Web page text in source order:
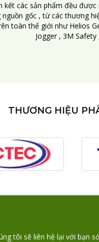
kết các sản phẩm đều được
nguồn gốc , từ các thương
toàn thế giới như Helios
Jogger , 3M Safety
THƯƠNG HIỆU
tôi sẽ liên hệ lại với bạn